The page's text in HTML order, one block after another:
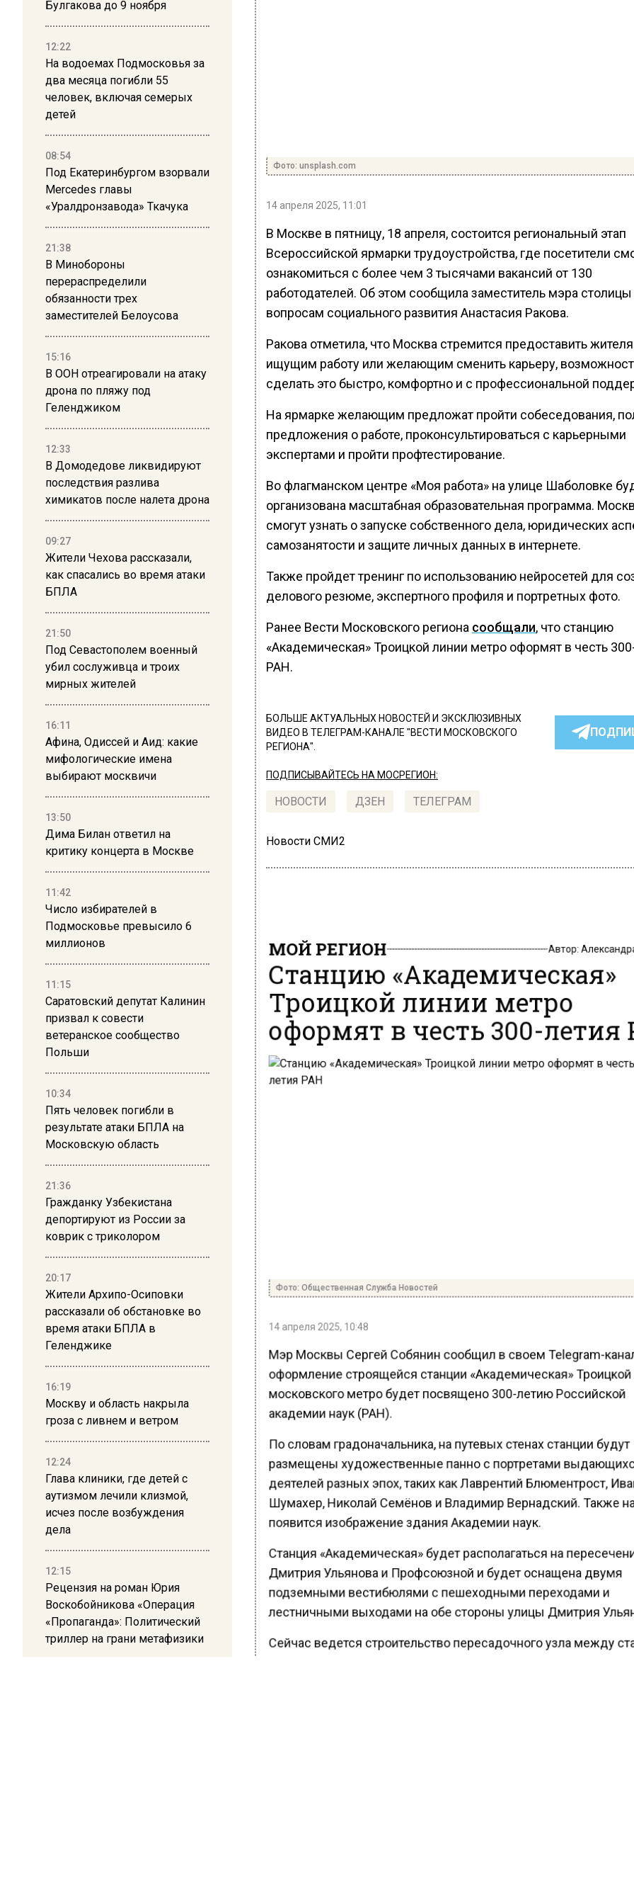
Булгакова до 9 ноября
12:22
На водоемах Подмосковья за
два месяца погибли 55
человек, включая семерых
детей
08:54
Под Екатеринбургом взорвали
Mercedes главы
«Уралдронзавода» Ткачука
21:38
В Минобороны
перераспределили
обязанности трех
заместителей Белоусова
15:16
В ООН отреагировали на атаку
дрона по пляжу под
Геленджиком
12:33
В Домодедове ликвидируют
последствия разлива
химикатов после налета дрона
09:27
Жители Чехова рассказали,
как спасались во время атаки
БПЛА
21:50
Под Севастополем военный
убил сослуживца и троих
мирных жителей
16:11
Афина, Одиссей и Аид: какие
мифологические имена
выбирают москвичи
13:50
Дима Билан ответил на
критику концерта в Москве
11:42
Число избирателей в
Подмосковье превысило 6
миллионов
11:15
Саратовский депутат Калинин
призвал к совести
ветеранское сообщество
Польши
10:34
Пять человек погибли в
результате атаки БПЛА на
Московскую область
21:36
Гражданку Узбекистана
депортируют из России за
коврик с триколором
20:17
Жители Архипо-Осиповки
рассказали об обстановке во
время атаки БПЛА в
Геленджике
16:19
Москву и область накрыла
гроза с ливнем и ветром
12:24
Глава клиники, где детей с
аутизмом лечили клизмой,
исчез после возбуждения
дела
12:15
Рецензия на роман Юрия
Воскобойникова «Операция
«Пропаганда»: Политический
триллер на грани метафизики
Фото: unsplash.com
14 апреля 2025, 11:01
В Москве в пятницу, 18 апреля, состоится региональный этап
Всероссийской ярмарки трудоустройства, где посетители
ознакомиться с более чем 3 тысячами вакансий от 130
работодателей. Об этом сообщила заместитель мэра
вопросам социального развития Анастасия Ракова.
Ракова отметила, что Москва стремится предоставить
ищущим работу или желающим сменить карьеру,
сделать это быстро, комфортно и с профессиональной
На ярмарке желающим предложат пройти собеседования,
предложения о работе, проконсультироваться с карьерными
экспертами и пройти профтестирование.
Во флагманском центре «Моя работа» на улице Шаболовке
организована масштабная образовательная программа.
смогут узнать о запуске собственного дела, юридических
самозанятости и защите личных данных в интернете.
Также пройдет тренинг по использованию нейросетей для
делового резюме, экспертного профиля и портретных фото.
Ранее Вести Московского региона сообщали, что станцию
«Академическая» Троицкой линии метро оформят в честь
РАН.
БОЛЬШЕ АКТУАЛЬНЫХ НОВОСТЕЙ И ЭКСКЛЮЗИВНЫХ
ВИДЕО В ТЕЛЕГРАМ-КАНАЛЕ "ВЕСТИ МОСКОВСКОГО
РЕГИОНА".
ПОДПИСЫВАЙТЕСЬ НА МОСРЕГИОН:
НОВОСТИ ДЗЕН ТЕЛЕГРАМ
Новости СМИ2
МОЙ РЕГИОН Автор:
Станцию «Академическая»
Троицкой линии метро
оформят в честь 300-летия
Фото: Общественная Служба Новостей
14 апреля 2025, 10:48
Мэр Москвы Сергей Собянин сообщил в своем Telegram-
оформление строящейся станции «Академическая»
московского метро будет посвящено 300-летию Российской
академии наук (РАН).
По словам градоначальника, на путевых стенах станции будут
размещены художественные панно с портретами
деятелей разных эпох, таких как Лаврентий Блюментрост,
Шумахер, Николай Семёнов и Владимир Вернадский. Также
появится изображение здания Академии наук.
Станция «Академическая» будет располагаться на
Дмитрия Ульянова и Профсоюзной и будет оснащена двумя
подземными вестибюлями с пешеходными переходами и
лестничными выходами на обе стороны улицы Дмитрия
Сейчас ведется строительство пересадочного узла между